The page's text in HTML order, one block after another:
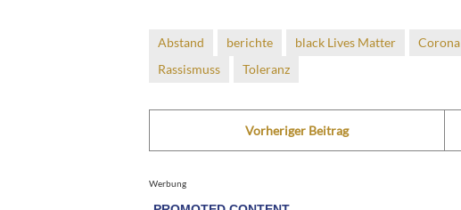
Abstand berichte black Lives Matter Corona
Rassismuss
Toleranz
Vorheriger Beitrag
Werbung